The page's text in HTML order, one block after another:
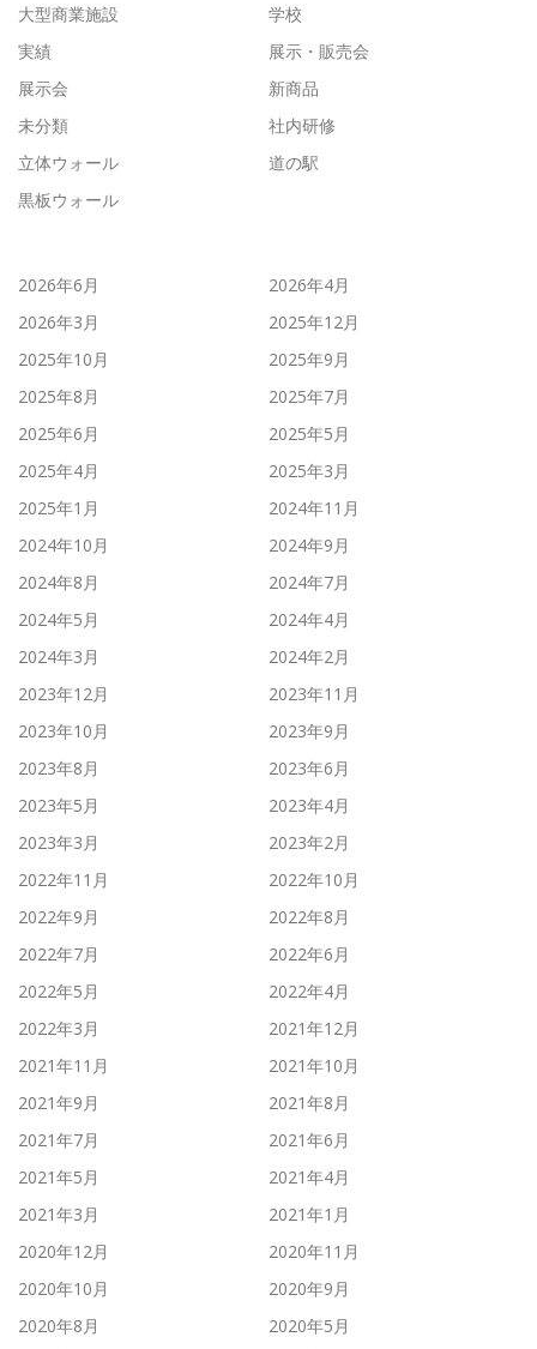
大型商業施設
学校
実績
展示・販売会
展示会
新商品
未分類
社内研修
立体ウォール
道の駅
黒板ウォール
2026年6月
2026年4月
2026年3月
2025年12月
2025年10月
2025年9月
2025年8月
2025年7月
2025年6月
2025年5月
2025年4月
2025年3月
2025年1月
2024年11月
2024年10月
2024年9月
2024年8月
2024年7月
2024年5月
2024年4月
2024年3月
2024年2月
2023年12月
2023年11月
2023年10月
2023年9月
2023年8月
2023年6月
2023年5月
2023年4月
2023年3月
2023年2月
2022年11月
2022年10月
2022年9月
2022年8月
2022年7月
2022年6月
2022年5月
2022年4月
2022年3月
2021年12月
2021年11月
2021年10月
2021年9月
2021年8月
2021年7月
2021年6月
2021年5月
2021年4月
2021年3月
2021年1月
2020年12月
2020年11月
2020年10月
2020年9月
2020年8月
2020年5月